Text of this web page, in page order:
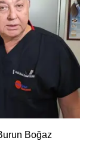
Boğaz